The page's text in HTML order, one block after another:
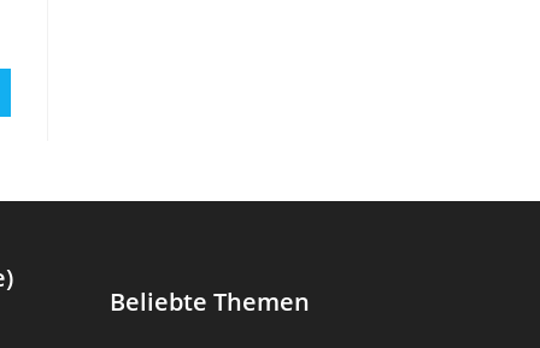
Beliebte Themen